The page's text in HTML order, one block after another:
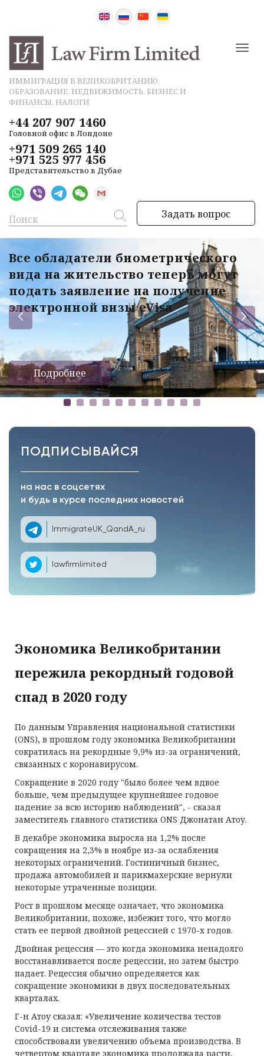
ИММИГРАЦИЯ В ВЕЛИКОБРИТАНИЮ,
ОБРАЗОВАНИЕ, НЕДВИЖИМОСТЬ, БИЗНЕС И
ФИНАНСЫ, НАЛОГИ
+44 207 907 1460
Головной офис в Лондоне
+971 509 265 140
+971 525 977 456
Представительство в Дубае
Задать вопрос
Все обладатели биометрического
вида на жительство теперь могут
подать заявление на получение
электронной визы eVisa
Подробнее
ПОДПИСЫВАЙСЯ
на нас в соцсетях
и будь в курсе последних новостей
ImmigrateUK_QandA_ru
lawfirmlimited
Экономика Великобритании
пережила рекордный годовой
спад в 2020 году
По данным Управления национальной статистики
(ONS), в прошлом году экономика Великобритании
сократилась на рекордные 9,9% из-за ограничений,
связанных с коронавирусом.
Сокращение в 2020 году "было более чем вдвое
больше, чем предыдущее крупнейшее годовое
падение за всю историю наблюдений", - сказал
заместитель главного статистика ONS Джонатан Атоу.
В декабре экономика выросла на 1,2% после
сокращения на 2,3% в ноябре из-за ослабления
некоторых ограничений. Гостиничный бизнес,
продажа автомобилей и парикмахерские вернули
некоторые утраченные позиции.
Рост в прошлом месяце означает, что экономика
Великобритании, похоже, избежит того, что могло
стать ее первой двойной рецессией с 1970-х годов.
Двойная рецессия — это когда экономика ненадолго
восстанавливается после рецессии, но затем быстро
падает. Рецессия обычно определяется как
сокращение экономики в двух последовательных
кварталах.
Г-н Атоу сказал: «Увеличение количества тестов
Covid-19 и система отслеживания также
способствовали увеличению объема производства. В
четвертом квартале экономика продолжала расти,